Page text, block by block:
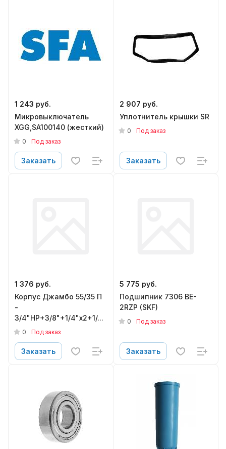
1 243 руб.
Микровыключатель
XGG,SA100140 (жесткий)
0 Под заказ
Заказать
2 907 руб.
Уплотнитель крышки SR
0 Под заказ
Заказать
1 376 руб.
Корпус Джамбо 55/35 П
-
3/4"НР+3/8"+1/4"х2+1/4"латунный
штуцер
0 Под заказ
Заказать
5 775 руб.
Подшипник 7306 BE-
2RZP (SKF)
0 Под заказ
Заказать